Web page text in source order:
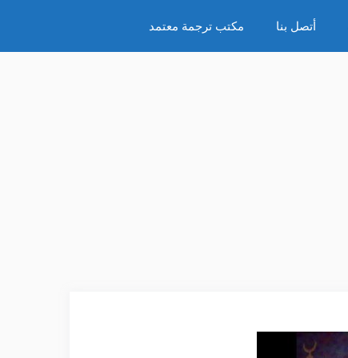
أتصل بنا مكتب ترجمة معتمد